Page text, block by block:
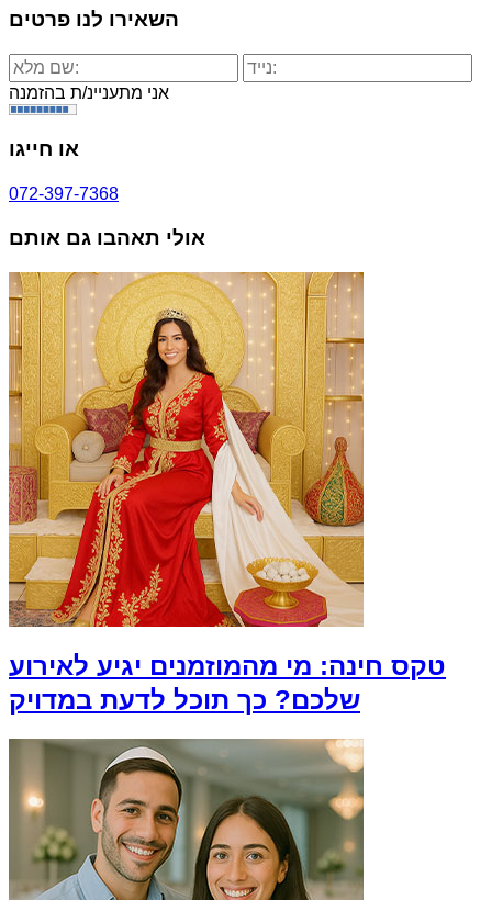
השאירו לנו פרטים
אני מתעניינ/ת בהזמנה
או חייגו
072-397-7368
אולי תאהבו גם אותם
טקס חינה: מי מהמוזמנים יגיע לאירוע
שלכם? כך תוכל לדעת במדויק